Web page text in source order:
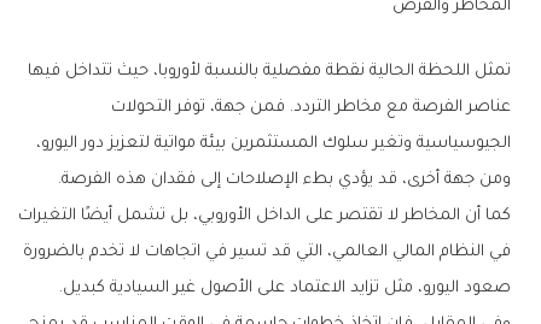
المخاطر والفرص
تمثل اللحظة الحالية نقطة مفصلية بالنسبة لأوروبا، حيث تتداخل فيها
عناصر الفرصة مع مخاطر التردد. فمن جهة، توفر التحولات
الجيوسياسية وتغير سلوك المستثمرين بيئة مواتية لتعزيز دور اليورو،
ومن جهة أخرى، قد يؤدي بطء الإصلاحات إلى فقدان هذه الفرصة.
كما أن المخاطر لا تقتصر على الداخل الأوروبي، بل تشمل أيضًا التغيرات
في النظام المالي العالمي، التي قد تسير في اتجاهات لا تخدم بالضرورة
صعود اليورو، مثل تزايد الاعتماد على الأصول غير السيادية كبديل.